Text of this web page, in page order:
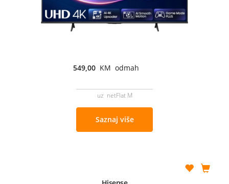
549,00 KM odmah
uz netFlat M
Saznaj više